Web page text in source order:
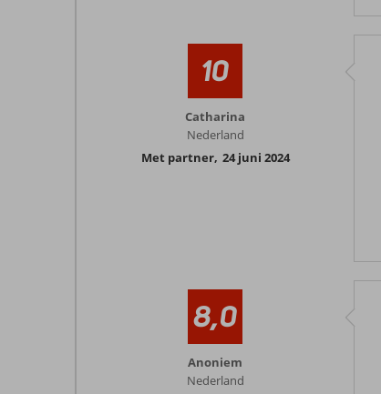
10
Catharina
Nederland
Met partner, 24 juni 2024
8,0
Anoniem
Nederland